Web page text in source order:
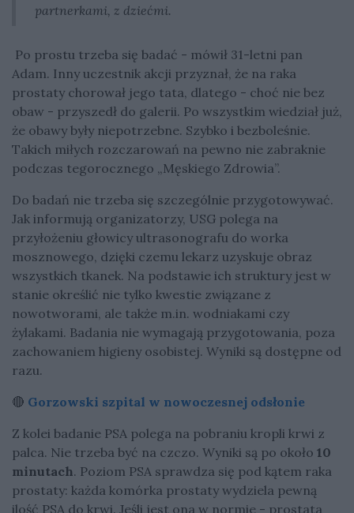
partnerkami, z dziećmi.
Po prostu trzeba się badać - mówił 31-letni pan
Adam. Inny uczestnik akcji przyznał, że na raka
prostaty chorował jego tata, dlatego - choć nie bez
obaw - przyszedł do galerii. Po wszystkim wiedział już,
że obawy były niepotrzebne. Szybko i bezboleśnie.
Takich miłych rozczarowań na pewno nie zabraknie
podczas tegorocznego „Męskiego Zdrowia”.
Do badań nie trzeba się szczególnie przygotowywać.
Jak informują organizatorzy, USG polega na
przyłożeniu głowicy ultrasonografu do worka
mosznowego, dzięki czemu lekarz uzyskuje obraz
wszystkich tkanek. Na podstawie ich struktury jest w
stanie określić nie tylko kwestie związane z
nowotworami, ale także m.in. wodniakami czy
żylakami. Badania nie wymagają przygotowania, poza
zachowaniem higieny osobistej. Wyniki są dostępne od
razu.
🔴 Gorzowski szpital w nowoczesnej odsłonie
Z kolei badanie PSA polega na pobraniu kropli krwi z
palca. Nie trzeba być na czczo. Wyniki są po około 10
minutach. Poziom PSA sprawdza się pod kątem raka
prostaty: każda komórka prostaty wydziela pewną
ilość PSA do krwi. Jeśli jest ona w normie - prostata